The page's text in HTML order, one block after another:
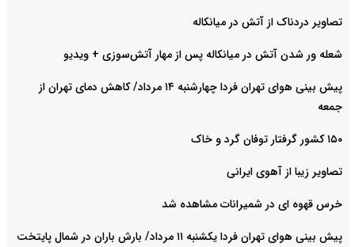
تصاویر دردناک از آتش در میانکاله
شعله ور شدن آتش در میانکاله پس از مهار آتش‌سوزی + ویدیو
پیش بینی هوای تهران فردا چهارشنبه ۱۴ مرداد/ کاهش دمای تهران از
جمعه
۱۵۰ کشور گرفتار توفان گرد و خاک
تصاویر زیبا از آهوی ایرانی
خرس قهوه ای در شمیرانات مشاهده شد
پیش بینی هوای تهران فردا یکشنبه ۱۱ مرداد/ بارش باران در شمال پایتخت